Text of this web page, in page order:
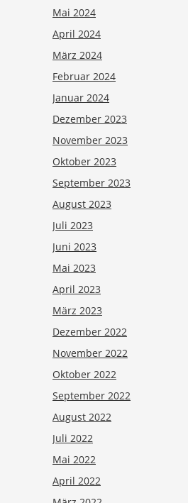
Mai 2024
April 2024
März 2024
Februar 2024
Januar 2024
Dezember 2023
November 2023
Oktober 2023
September 2023
August 2023
Juli 2023
Juni 2023
Mai 2023
April 2023
März 2023
Dezember 2022
November 2022
Oktober 2022
September 2022
August 2022
Juli 2022
Mai 2022
April 2022